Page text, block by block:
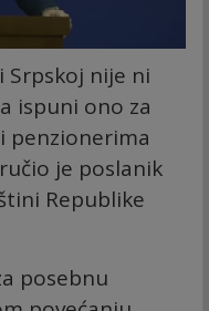
Srpskoj nije ni
ispuni ono za
penzionerima
je poslanik
Republike
posebnu